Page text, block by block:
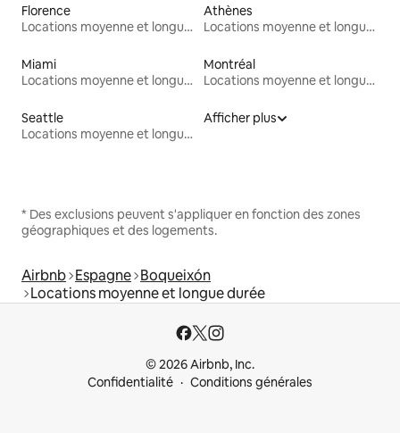
Florence
Locations moyenne et longue durée
Athènes
Locations moyenne et longue durée
Miami
Locations moyenne et longue durée
Montréal
Locations moyenne et longue durée
Seattle
Locations moyenne et longue durée
Afficher plus
* Des exclusions peuvent s'appliquer en fonction des zones
géographiques et des logements.
Airbnb Espagne Boqueixón
Locations moyenne et longue durée
© 2026 Airbnb, Inc.
Confidentialité
Conditions générales